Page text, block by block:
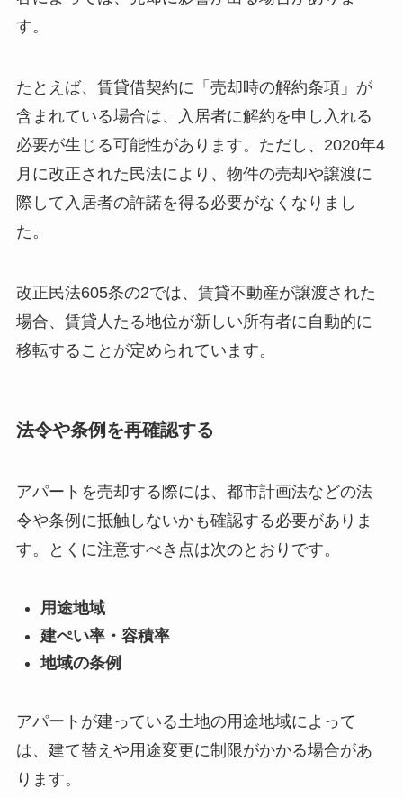
す。
たとえば、賃貸借契約に「売却時の解約条項」が
含まれている場合は、入居者に解約を申し入れる
必要が生じる可能性があります。ただし、2020年4
月に改正された民法により、物件の売却や譲渡に
際して入居者の許諾を得る必要がなくなりまし
た。
改正民法605条の2では、賃貸不動産が譲渡された
場合、賃貸人たる地位が新しい所有者に自動的に
移転することが定められています。
法令や条例を再確認する
アパートを売却する際には、都市計画法などの法
令や条例に抵触しないかも確認する必要がありま
す。とくに注意すべき点は次のとおりです。
用途地域
建ぺい率・容積率
地域の条例
アパートが建っている土地の用途地域によって
は、建て替えや用途変更に制限がかかる場合があ
ります。